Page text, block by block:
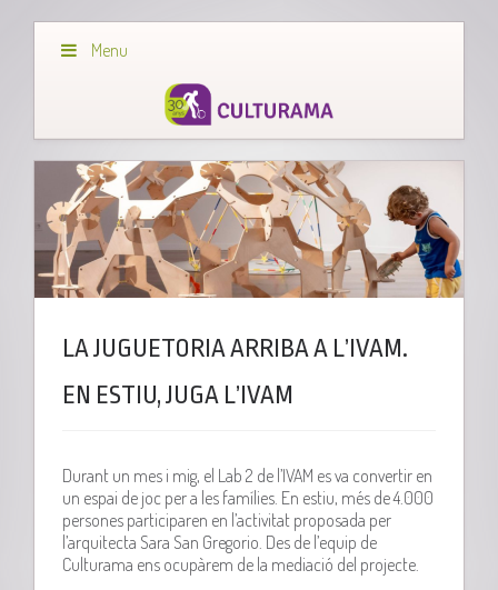
Menu
LA JUGUETORIA ARRIBA A L’IVAM.
EN ESTIU, JUGA L’IVAM
Durant un mes i mig, el Lab 2 de l’IVAM es va convertir en
un espai de joc per a les famílies. En estiu, més de 4.000
persones participaren en l’activitat proposada per
l’arquitecta Sara San Gregorio. Des de l’equip de
Culturama ens ocupàrem de la mediació del projecte.